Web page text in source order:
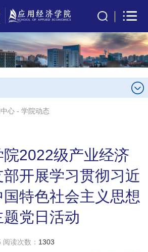
心 -学院动态
院2022级产业经济
开展学习贯彻习近
特色社会主义思想
党日活动
读次数： 1303